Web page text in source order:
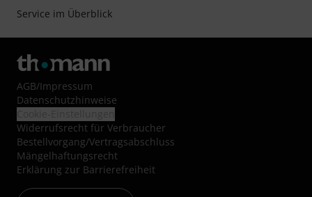
Service im Überblick
AGB/Impressum
Datenschutzhinweise
Widerrufsrecht für Verbraucher
Bestellvorgang/Vertragsabschluss
Mängelhaftungsrecht
Erklärung zur Barrierefreiheit